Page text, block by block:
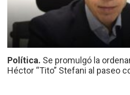
Política. Se promulgó la
Héctor “Tito” Stefani al paseo